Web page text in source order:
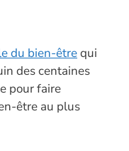
du bien-êtrequi
des centaines
pour faire
être au plus